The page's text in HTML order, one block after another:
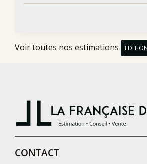
Voir toutes nos estimations
CONTACT